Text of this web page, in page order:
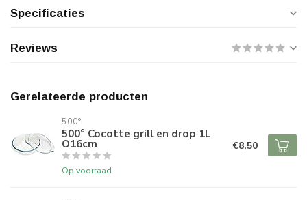
Specificaties
Reviews
Gerelateerde producten
500°
500° Cocotte grill en drop 1L
O16cm
Op voorraad
€8,50